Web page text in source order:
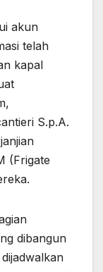
akun
telah
kapal
S.p.A.
(Frigate
dibangun